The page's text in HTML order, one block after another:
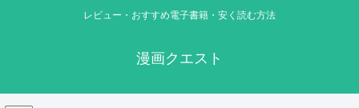
レビュー・おすすめ電子書籍・安く読む方法
漫画クエスト